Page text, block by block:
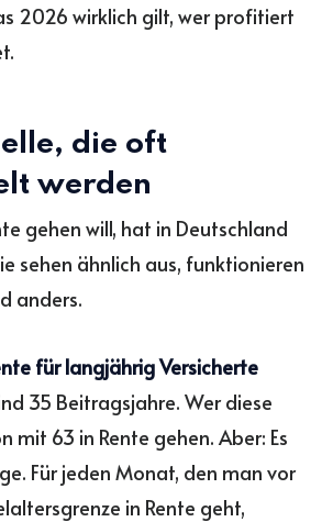
2026 wirklich gilt, wer profitiert
die oft
werden
gehen will, hat in Deutschland
sehen ähnlich aus, funktionieren
anders.
für langjährig Versicherte
35 Beitragsjahre. Wer diese
mit 63 in Rente gehen. Aber: Es
Für jeden Monat, den man vor
in Rente geht,